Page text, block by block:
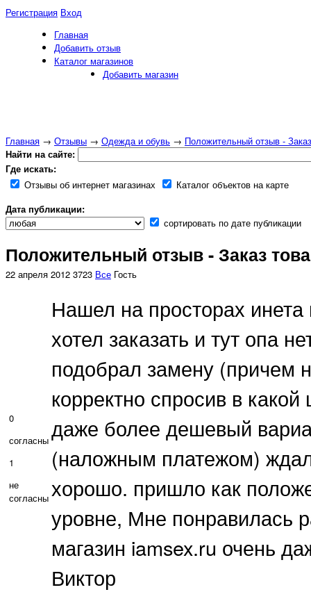
Регистрация Вход
Главная
Добавить отзыв
Каталог магазинов
Добавить магазин
Главная → Отзывы → Одежда и обувь → Положительный отзыв -
Найти на сайте:
Где искать:
Отзывы об интернет магазинах
Каталог объектов на карте
Дата публикации:
сортировать по дате публикации
Положительный отзыв - Заказ
22 апреля 2012 3723 Все Гость
0
согласны
1
не
согласны
Нашел на просторах
хотел заказать и тут опа
подобрал замену (причем
корректно спросив в
даже более дешевый
(наложным платежом)
хорошо. пришло как
уровне, Мне понравилась
магазин iamsex.ru очень
Виктор